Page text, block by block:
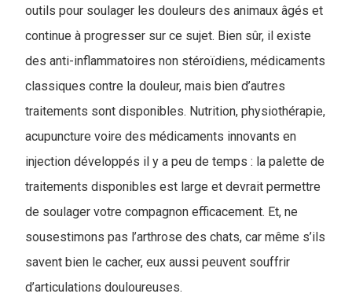
outils pour soulager les douleurs des animaux âgés et
continue à progresser sur ce sujet. Bien sûr, il existe
des anti-inflammatoires non stéroïdiens, médicaments
classiques contre la douleur, mais bien d’autres
traitements sont disponibles. Nutrition, physiothérapie,
acupuncture voire des médicaments innovants en
injection développés il y a peu de temps : la palette de
traitements disponibles est large et devrait permettre
de soulager votre compagnon efficacement. Et, ne
sousestimons pas l’arthrose des chats, car même s’ils
savent bien le cacher, eux aussi peuvent souffrir
d’articulations douloureuses.